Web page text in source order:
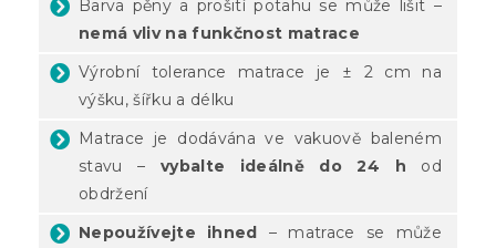
Barva pěny a prošití potahu se může lišit –
nemá vliv na funkčnost matrace
Výrobní tolerance matrace je ± 2 cm na
výšku, šířku a délku
Matrace je dodávána ve vakuově baleném
stavu – vybalte ideálně do 24 h od
obdržení
Nepoužívejte ihned – matrace se může